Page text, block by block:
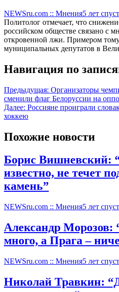
NEWSru.com :: Мнения5 лет
Политолог отмечает, что
российском обществе связано с
откровенной лжи. Примером
муниципальных депутатов в
Навигация по
Предыдущая: Организаторы
сменили флаг Белоруссии на
Далее: Россияне проиграли
хоккею
Похожие новости
Борис Вишневский:
известно, не течет
камень”
NEWSru.com :: Мнения5 лет
Александр Морозов:
много, а Прага –
NEWSru.com :: Мнения5 лет
Николай Травкин: